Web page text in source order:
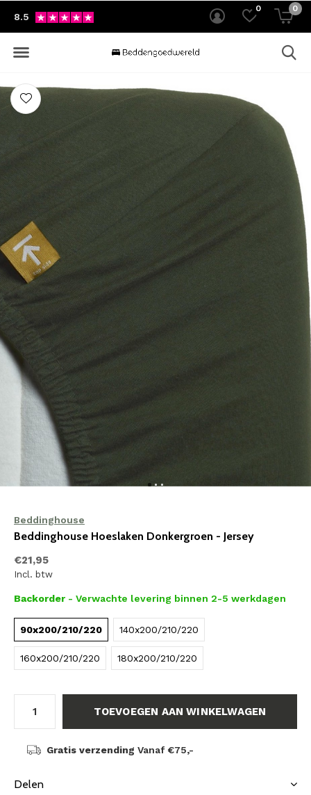
0 0
8.5
Beddinghouse
Beddinghouse Hoeslaken Donkergroen - Jersey
€21,95
Incl. btw
Backorder - Verwachte levering binnen 2-5 werkdagen
90x200/210/220 140x200/210/220
160x200/210/220 180x200/210/220
TOEVOEGEN AAN WINKELWAGEN
Gratis verzending Vanaf €75,-
Delen